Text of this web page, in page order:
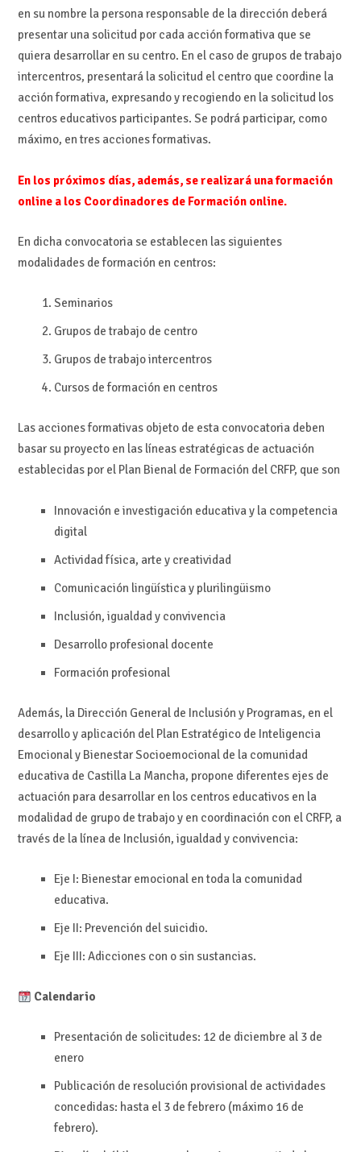
en su nombre la persona responsable de la dirección deberá
presentar una solicitud por cada acción formativa que se
quiera desarrollar en su centro. En el caso de grupos de trabajo
intercentros, presentará la solicitud el centro que coordine la
acción formativa, expresando y recogiendo en la solicitud los
centros educativos participantes. Se podrá participar, como
máximo, en tres acciones formativas.
En los próximos días, además, se realizará una formación
online a los Coordinadores de Formación online.
En dicha convocatoria se establecen las siguientes
modalidades de formación en centros:
Seminarios
Grupos de trabajo de centro
Grupos de trabajo intercentros
Cursos de formación en centros
Las acciones formativas objeto de esta convocatoria deben
basar su proyecto en las líneas estratégicas de actuación
establecidas por el Plan Bienal de Formación del CRFP, que son
Innovación e investigación educativa y la competencia
digital
Actividad física, arte y creatividad
Comunicación lingüística y plurilingüismo
Inclusión, igualdad y convivencia
Desarrollo profesional docente
Formación profesional
Además, la Dirección General de Inclusión y Programas, en el
desarrollo y aplicación del Plan Estratégico de Inteligencia
Emocional y Bienestar Socioemocional de la comunidad
educativa de Castilla La Mancha, propone diferentes ejes de
actuación para desarrollar en los centros educativos en la
modalidad de grupo de trabajo y en coordinación con el CRFP, a
través de la línea de Inclusión, igualdad y convivencia:
Eje I: Bienestar emocional en toda la comunidad
educativa.
Eje II: Prevención del suicidio.
Eje III: Adicciones con o sin sustancias.
Calendario
Presentación de solicitudes: 12 de diciembre al 3 de
enero
Publicación de resolución provisional de actividades
concedidas: hasta el 3 de febrero (máximo 16 de
febrero).